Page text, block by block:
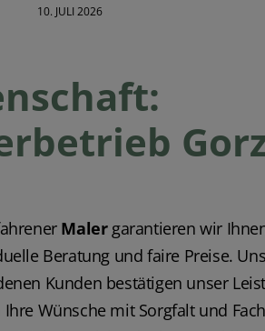
10. JULI 2026
Malergarantieren wir
Beratung und faire Preise.
Kunden bestätigen unser
Ihre Wünsche mit Sorgfalt und